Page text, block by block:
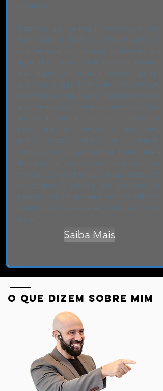
objetivos.
Dizemos que conseguir motivação para
fazer algo é fácil: o difícil mesmo, é
manter esse foco e essa motivação dia
após dia. Talvez você conheça alguém
que algum dia decidiu mudar algo em
sua vida e que realmente, no começo,
estava toda empolgada, mantendo o foco
e a motivação para a mudança. Isso
acontece porque, no início, utilizamos
nossa força de vontade e, como uma
pilha, nossa força de vontade
começa com carga máxima. Porém ela é
limitada, e assim, com o passar do
tempo, ela vai diminuindo sua carga, até
se esgotar. E quando isso acontece, as
pessoas voltam aos seus antigos hábitos,
fazendo com que acabem "não saindo do
lugar".
Saiba Mais
O QUE DIZEM SOBRE MIM